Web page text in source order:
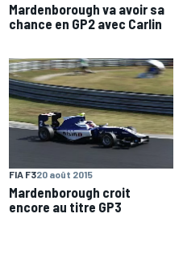
Mardenborough va avoir sa
chance en GP2 avec Carlin
FIA F320 août 2015
Mardenborough croit
encore au titre GP3